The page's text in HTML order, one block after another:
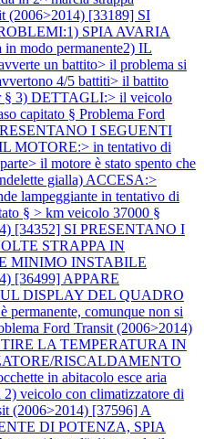
(2006>2014) [33189] SI
SPIA AVARIA
modo permanente2) IL
un battito> il problema si
4/5 battiti> il battito
§ 3) DETTAGLI:> il veicolo
capitato § Problema Ford
I SEGUENTI
MOTORE:> in tentativo di
il motore è stato spento che
gialla) ACCESA:>
lampeggiante in tentativo di
§ > km veicolo 37000 §
[34352] SI PRESENTANO I
STRAPPA IN
MINIMO INSTABILE
[36499] APPARE
DISPLAY DEL QUADRO
comunque non si
Ford Transit (2006>2014)
LA TEMPERATURA IN
RISCALDAMENTO
in abitacolo esce aria
veicolo con climatizzatore di
(2006>2014) [37596] A
DI POTENZA, SPIA